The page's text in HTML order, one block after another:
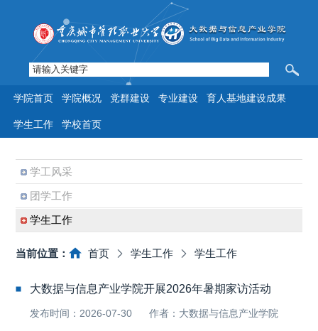
学院首页 学院概况 党群建设 专业建设 育人基地建设成果
学生工作 学校首页
学工风采
团学工作
学生工作
当前位置： 首页 学生工作 学生工作
大数据与信息产业学院开展2026年暑期家访活动
发布时间：2026-07-30 作者：大数据与信息产业学院